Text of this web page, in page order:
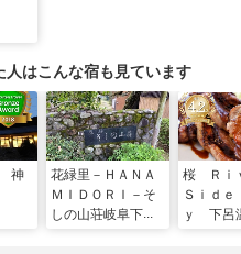
人はこんな宿も見ています
神
花緑里－ＨＡＮＡ
ＭＩＤＯＲＩ－そ
しの山荘岐阜下呂
桜 Ｒｉ
Ｓｉｄ
ｙ 下呂